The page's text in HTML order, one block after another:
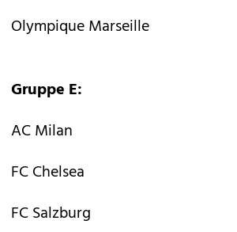
Olympique Marseille
Gruppe E:
AC Milan
FC Chelsea
FC Salzburg